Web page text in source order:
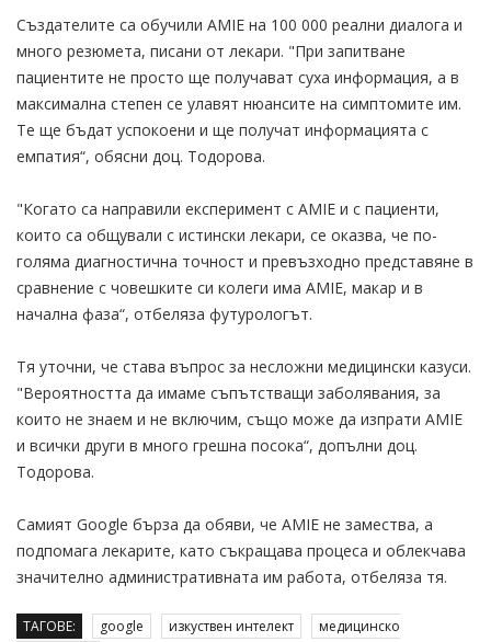
Създателите са обучили AMIE на 100 000 реални диалога и
много резюмета, писани от лекари. "При запитване
пациентите не просто ще получават суха информация, а в
максимална степен се улавят нюансите на симптомите им.
Те ще бъдат успокоени и ще получат информацията с
емпатия“, обясни доц. Тодорова.
"Когато са направили експеримент с AMIE и с пациенти,
които са общували с истински лекари, се оказва, че по-
голяма диагностична точност и превъзходно представяне в
сравнение с човешките си колеги има AMIE, макар и в
начална фаза“, отбеляза футурологът.
Тя уточни, че става въпрос за несложни медицински казуси.
"Вероятността да имаме съпътстващи заболявания, за
които не знаем и не включим, също може да изпрати AMIE
и всички други в много грешна посока“, допълни доц.
Тодорова.
Самият Google бърза да обяви, че AMIE не замества, а
подпомага лекарите, като съкращава процеса и облекчава
значително административната им работа, отбеляза тя.
ТАГОВЕ: google изкуствен интелект
медицинско